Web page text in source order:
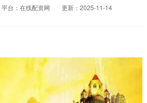
平台：在线配资网
更新：2025-11-14